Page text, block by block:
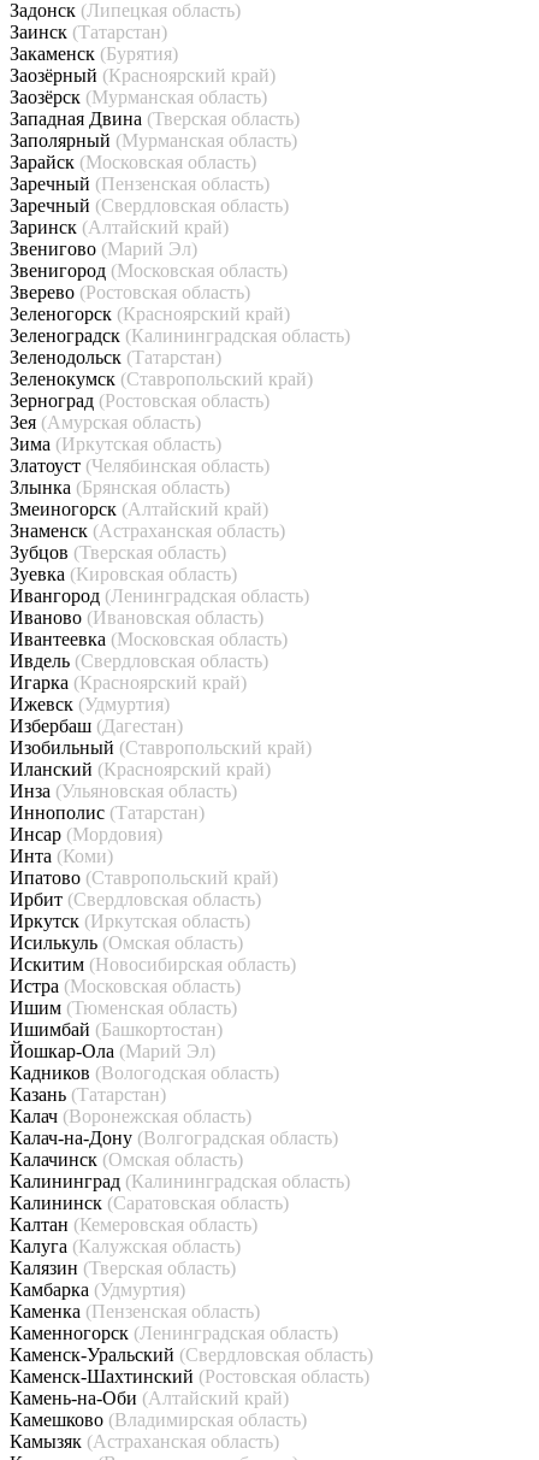
Задонск (Липецкая область)
Заинск (Татарстан)
Закаменск (Бурятия)
Заозёрный (Красноярский край)
Заозёрск (Мурманская область)
Западная Двина (Тверская область)
Заполярный (Мурманская область)
Зарайск (Московская область)
Заречный (Пензенская область)
Заречный (Свердловская область)
Заринск (Алтайский край)
Звенигово (Марий Эл)
Звенигород (Московская область)
Зверево (Ростовская область)
Зеленогорск (Красноярский край)
Зеленоградск (Калининградская область)
Зеленодольск (Татарстан)
Зеленокумск (Ставропольский край)
Зерноград (Ростовская область)
Зея (Амурская область)
Зима (Иркутская область)
Златоуст (Челябинская область)
Злынка (Брянская область)
Змеиногорск (Алтайский край)
Знаменск (Астраханская область)
Зубцов (Тверская область)
Зуевка (Кировская область)
Ивангород (Ленинградская область)
Иваново (Ивановская область)
Ивантеевка (Московская область)
Ивдель (Свердловская область)
Игарка (Красноярский край)
Ижевск (Удмуртия)
Избербаш (Дагестан)
Изобильный (Ставропольский край)
Иланский (Красноярский край)
Инза (Ульяновская область)
Иннополис (Татарстан)
Инсар (Мордовия)
Инта (Коми)
Ипатово (Ставропольский край)
Ирбит (Свердловская область)
Иркутск (Иркутская область)
Исилькуль (Омская область)
Искитим (Новосибирская область)
Истра (Московская область)
Ишим (Тюменская область)
Ишимбай (Башкортостан)
Йошкар-Ола (Марий Эл)
Кадников (Вологодская область)
Казань (Татарстан)
Калач (Воронежская область)
Калач-на-Дону (Волгоградская область)
Калачинск (Омская область)
Калининград (Калининградская область)
Калининск (Саратовская область)
Калтан (Кемеровская область)
Калуга (Калужская область)
Калязин (Тверская область)
Камбарка (Удмуртия)
Каменка (Пензенская область)
Каменногорск (Ленинградская область)
Каменск-Уральский (Свердловская область)
Каменск-Шахтинский (Ростовская область)
Камень-на-Оби (Алтайский край)
Камешково (Владимирская область)
Камызяк (Астраханская область)